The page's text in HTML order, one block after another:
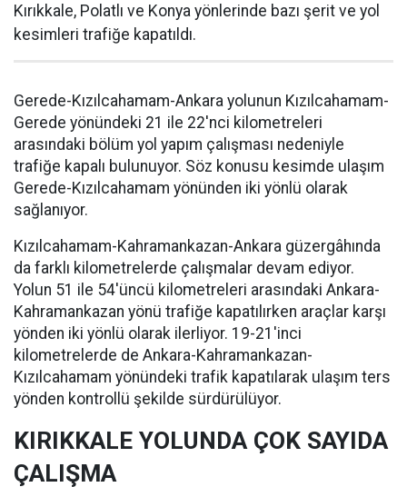
Kırıkkale, Polatlı ve Konya yönlerinde bazı şerit ve yol
kesimleri trafiğe kapatıldı.
Gerede-Kızılcahamam-Ankara yolunun Kızılcahamam-
Gerede yönündeki 21 ile 22'nci kilometreleri
arasındaki bölüm yol yapım çalışması nedeniyle
trafiğe kapalı bulunuyor. Söz konusu kesimde ulaşım
Gerede-Kızılcahamam yönünden iki yönlü olarak
sağlanıyor.
Kızılcahamam-Kahramankazan-Ankara güzergâhında
da farklı kilometrelerde çalışmalar devam ediyor.
Yolun 51 ile 54'üncü kilometreleri arasındaki Ankara-
Kahramankazan yönü trafiğe kapatılırken araçlar karşı
yönden iki yönlü olarak ilerliyor. 19-21'inci
kilometrelerde de Ankara-Kahramankazan-
Kızılcahamam yönündeki trafik kapatılarak ulaşım ters
yönden kontrollü şekilde sürdürülüyor.
KIRIKKALE YOLUNDA ÇOK SAYIDA
ÇALIŞMA